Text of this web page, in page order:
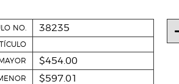
NO. 38235
$454.00
$597.01